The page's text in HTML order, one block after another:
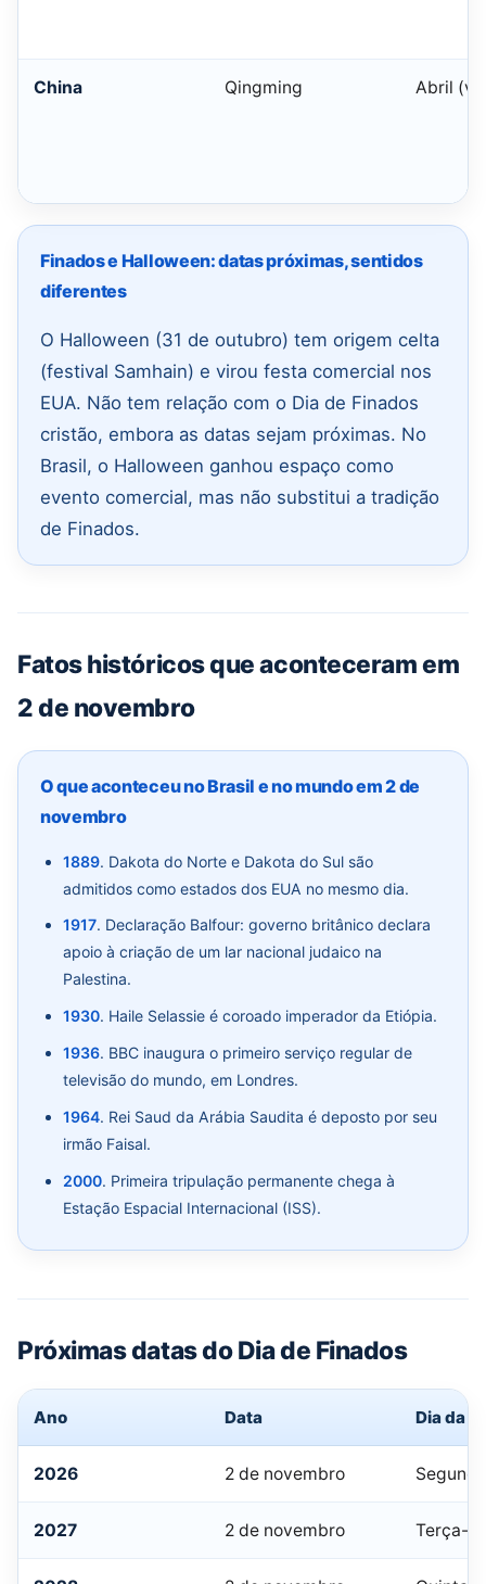
China Qingming Abril
Finados e Halloween: datas próximas, sentidos
diferentes
O Halloween (31 de outubro) tem origem celta
(festival Samhain) e virou festa comercial nos
EUA. Não tem relação com o Dia de Finados
cristão, embora as datas sejam próximas. No
Brasil, o Halloween ganhou espaço como
evento comercial, mas não substitui a tradição
de Finados.
Fatos históricos que aconteceram em
2 de novembro
O que aconteceu no Brasil e no mundo em 2 de
novembro
1889. Dakota do Norte e Dakota do Sul são
admitidos como estados dos EUA no mesmo dia.
1917. Declaração Balfour: governo britânico declara
apoio à criação de um lar nacional judaico na
Palestina.
1930. Haile Selassie é coroado imperador da Etiópia.
1936. BBC inaugura o primeiro serviço regular de
televisão do mundo, em Londres.
1964. Rei Saud da Arábia Saudita é deposto por seu
irmão Faisal.
2000. Primeira tripulação permanente chega à
Estação Espacial Internacional (ISS).
Próximas datas do Dia de Finados
Ano Data Dia da
2026 2 de novembro
2027 2 de novembro Terça-